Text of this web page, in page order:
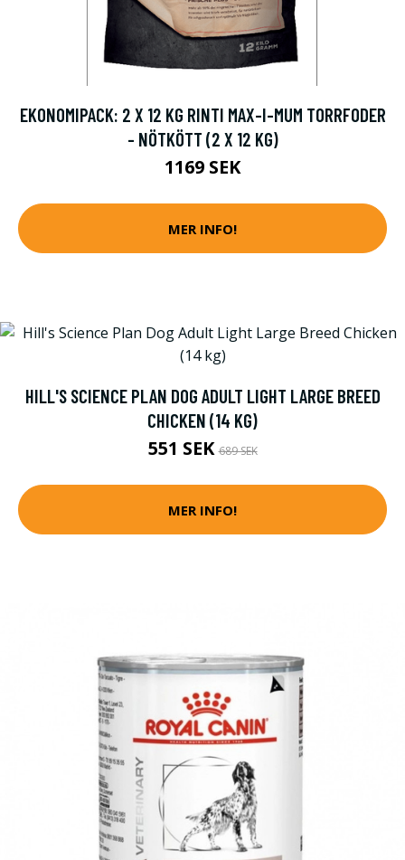
EKONOMIPACK: 2 X 12 KG RINTI MAX-I-MUM TORRFODER
- NÖTKÖTT (2 X 12 KG)
1169 SEK
MER INFO!
HILL'S SCIENCE PLAN DOG ADULT LIGHT LARGE BREED
CHICKEN (14 KG)
551 SEK689 SEK
MER INFO!